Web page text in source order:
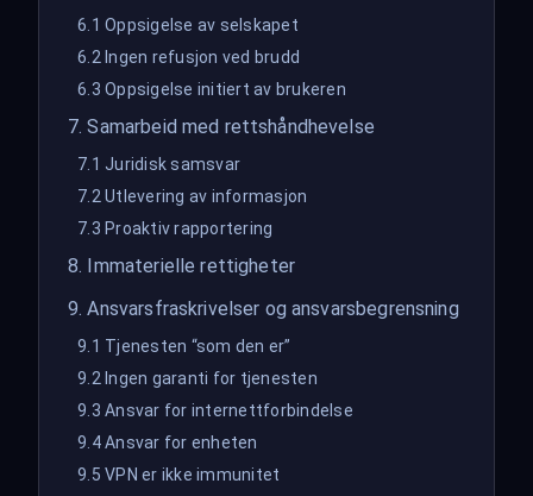
6.1 Oppsigelse av selskapet
6.2 Ingen refusjon ved brudd
6.3 Oppsigelse initiert av brukeren
7. Samarbeid med rettshåndhevelse
7.1 Juridisk samsvar
7.2 Utlevering av informasjon
7.3 Proaktiv rapportering
8. Immaterielle rettigheter
9. Ansvarsfraskrivelser og ansvarsbegrensning
9.1 Tjenesten “som den er”
9.2 Ingen garanti for tjenesten
9.3 Ansvar for internettforbindelse
9.4 Ansvar for enheten
9.5 VPN er ikke immunitet